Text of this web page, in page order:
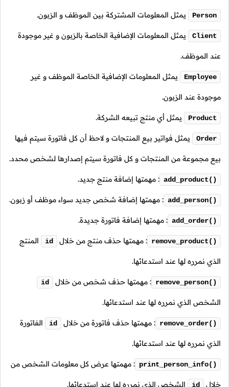
Person يمثل المعلومات المشتركة بين الموظف و الزبون.
Client يمثل المعلومات الإضافية الخاصة بالزبون و غير موجودة
عند الموظف.
Employee يمثل المعلومات الإضافية الخاصة الموظف و غير
موجودة عند الزبون.
Product يمثل أي منتج تبيعه الشركة.
Order يمثل فواتير بيع المنتجات و لاحظ أن كل فاتورة سيتم فيها
بيع مجموعة من المنتجات و كل فاتورة سيتم إصدارها لشخص محدد.
add_product() : مهمتها إضافة منتج جديد.
add_person() : مهمتها إضافة شخص جديد سواء موظف أو زبون.
add_order() : مهمتها إضافة فاتورة جديدة.
remove_product() : مهمتها حذف منتج من خلال id المنتج
الذي نمرره لها عند استدعائها.
remove_person() : مهمتها حذف شخص من خلال id
الشخص الذي نمرره لها عند استدعائها.
remove_order() : مهمتها حذف فاتورة من خلال id الفاتورة
الذي نمرره لها عند استدعائها.
print_person_info() : مهمتها عرض كل معلومات الشخص من
خلال id الشخص الذي نمرره لها عند استدعائها.